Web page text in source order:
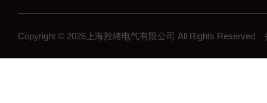
Copyright © 2026上海胜绪电气有限公司 All Rights Reserved